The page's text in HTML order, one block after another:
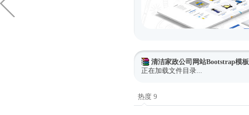
清洁家政公司网站Bootstrap模板
正在加载文件目录...
热度 9